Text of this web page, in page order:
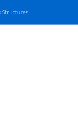
Structures